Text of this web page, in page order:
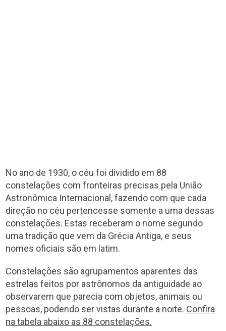
No ano de 1930, o céu foi dividido em 88
constelações com fronteiras precisas pela União
Astronômica Internacional, fazendo com que cada
direção no céu pertencesse somente a uma dessas
constelações. Estas receberam o nome segundo
uma tradição que vem da Grécia Antiga, e seus
nomes oficiais são em latim.
Constelações são agrupamentos aparentes das
estrelas feitos por astrônomos da antiguidade ao
observarem que parecia com objetos, animais ou
pessoas, podendo ser vistas durante a noite. Confira
na tabela abaixo as 88 constelações.